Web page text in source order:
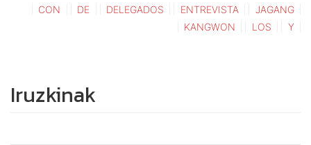
CON DE DELEGADOS ENTREVISTA
JAGANG
KANGWON
LOS Y
Iruzkinak